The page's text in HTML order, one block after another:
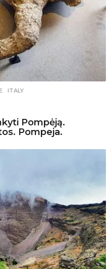
,ITALY
Pompėją.
Pompeja.